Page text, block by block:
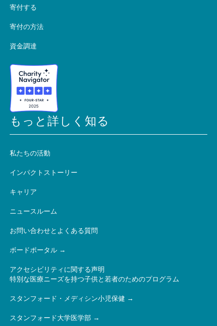
寄付する
寄付の方法
資金調達
もっと詳しく知る
私たちの活動
インパクトストーリー
キャリア
ニュースルーム
お問い合わせとよくある質問
ボードポータル
アクセシビリティに関する声明
特別な医療ニーズを持つ子供と若者のためのプログラム
スタンフォード・メディシン小児保健
スタンフォード大学医学部